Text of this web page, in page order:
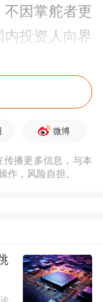
因掌舵者更
投资人向界
股东大会后
巴菲特接班人
微博
传播更多信息，与本
作，风险自担。